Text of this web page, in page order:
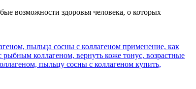
возможности здоровья человека, о которых